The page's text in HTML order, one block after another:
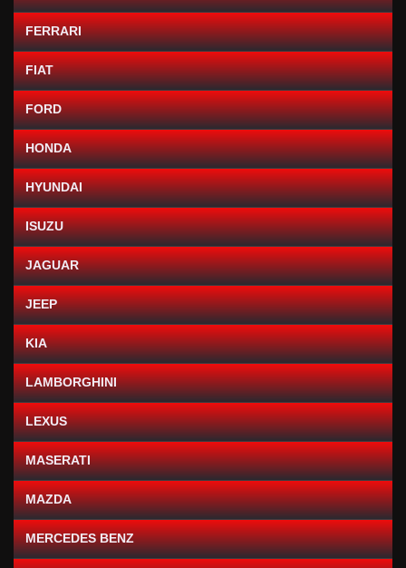
FERRARI
FIAT
FORD
HONDA
HYUNDAI
ISUZU
JAGUAR
JEEP
KIA
LAMBORGHINI
LEXUS
MASERATI
MAZDA
MERCEDES BENZ